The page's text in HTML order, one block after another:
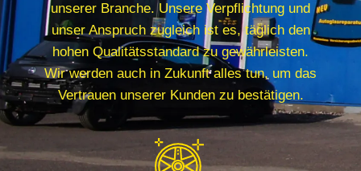
unserer Branche. Unsere Verpflichtung und
unser Anspruch zugleich ist es, täglich den
hohen Qualitätsstandard zu gewährleisten.
Wir werden auch in Zukunft alles tun, um das
Vertrauen unserer Kunden zu bestätigen.